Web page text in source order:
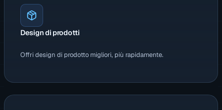
Design di prodotti
Offri design di prodotto migliori, più rapidamente.